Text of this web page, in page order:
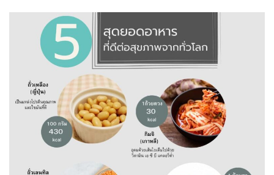
คลิปเทคนิคการทำอาหารง่าย ๆ สไตล์เด็กหอ
ค่าเล่าเรียน
ค่าเล่าเรียน
คำถามที่พบบ่อย
คำสั่งแต่งตั้งคณะกรรมการด้านต่าง ๆ